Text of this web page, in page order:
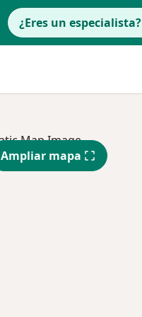
¿Eres un especialista?
Ampliar mapa